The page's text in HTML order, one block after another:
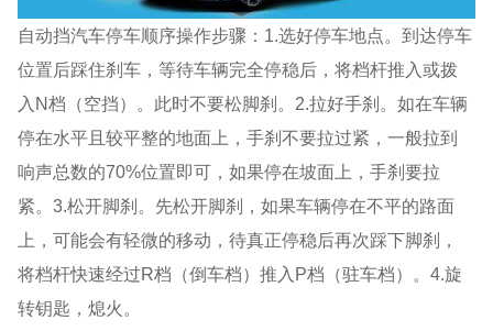
自动挡汽车停车顺序操作步骤：1.选好停车地点。到达停车
位置后踩住刹车，等待车辆完全停稳后，将档杆推入或拨
入N档（空挡）。此时不要松脚刹。2.拉好手刹。如在车辆
停在水平且较平整的地面上，手刹不要拉过紧，一般拉到
响声总数的70%位置即可，如果停在坡面上，手刹要拉
紧。3.松开脚刹。先松开脚刹，如果车辆停在不平的路面
上，可能会有轻微的移动，待真正停稳后再次踩下脚刹，
将档杆快速经过R档（倒车档）推入P档（驻车档）。4.旋
转钥匙，熄火。